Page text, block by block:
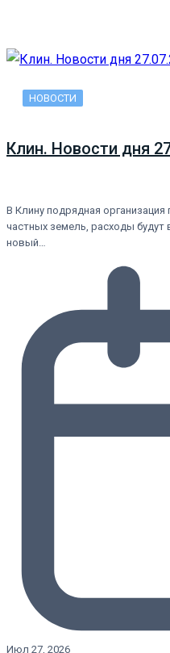
НОВОСТИ
Клин. Новости дня
В Клину подрядная
частных земель, расходы
новый…
Июл 27, 2026